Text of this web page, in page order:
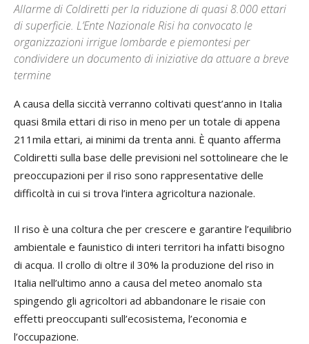
Allarme di Coldiretti per la riduzione di quasi 8.000 ettari
di superficie. L’Ente Nazionale Risi ha convocato le
organizzazioni irrigue lombarde e piemontesi per
condividere un documento di iniziative da attuare a breve
termine
A causa della siccità verranno coltivati quest’anno in Italia
quasi 8mila ettari di riso in meno per un totale di appena
211mila ettari, ai minimi da trenta anni. È quanto afferma
Coldiretti sulla base delle previsioni nel sottolineare che le
preoccupazioni per il riso sono rappresentative delle
difficoltà in cui si trova l’intera agricoltura nazionale.
Il riso è una coltura che per crescere e garantire l’equilibrio
ambientale e faunistico di interi territori ha infatti bisogno
di acqua. Il crollo di oltre il 30% la produzione del riso in
Italia nell’ultimo anno a causa del meteo anomalo sta
spingendo gli agricoltori ad abbandonare le risaie con
effetti preoccupanti sull’ecosistema, l’economia e
l’occupazione.